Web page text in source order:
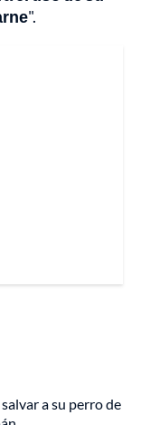
".
a su perro de